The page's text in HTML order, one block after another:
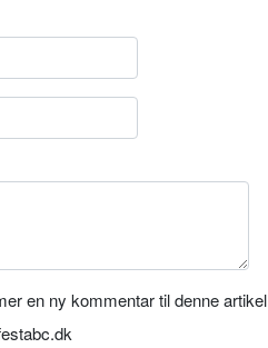
en ny kommentar til denne artikel